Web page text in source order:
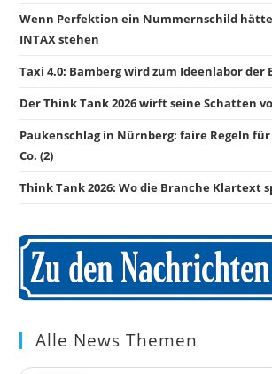
Wenn Perfektion ein Nummernschild
INTAX stehen
Taxi 4.0: Bamberg wird zum Ideenlabor der
Der Think Tank 2026 wirft seine Schatten
Paukenschlag in Nürnberg: faire Regeln
Co. (2)
Think Tank 2026: Wo die Branche Klartext
Alle News Themen